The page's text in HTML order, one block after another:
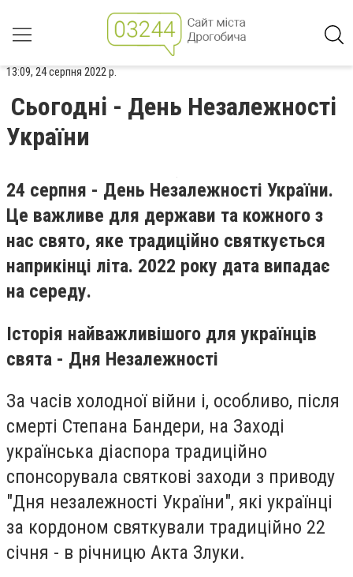
13:09, 24 серпня 2022 р.
Сьогодні - День Незалежності
України
24 серпня - День Незалежності України.
Це важливе для держави та кожного з
нас свято, яке традиційно святкується
наприкінці літа. 2022 року дата випадає
на середу.
Історія найважливішого для українців
свята - Дня Незалежності
За часів холодної війни і, особливо, після
смерті Степана Бандери, на Заході
українська діаспора традиційно
спонсорувала святкові заходи з приводу
"Дня незалежності України", які українці
за кордоном святкували традиційно 22
січня - в річницю Акта Злуки.